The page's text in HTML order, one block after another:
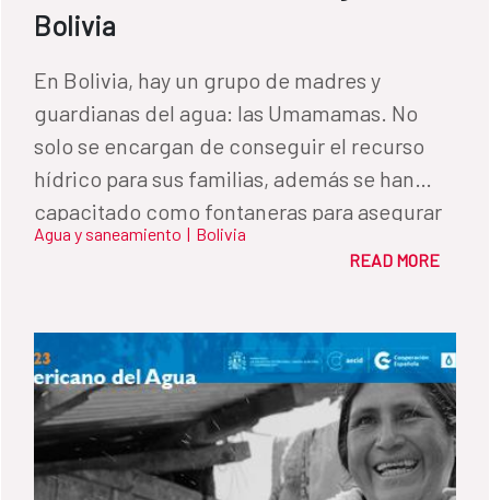
Bolivia
En Bolivia, hay un grupo de madres y
guardianas del agua: las Umamamas. No
solo se encargan de conseguir el recurso
hídrico para sus familias, además se han
capacitado como fontaneras para asegurar
su distribución y generar redes de apoyo.
Agua y saneamiento | Bolivia
READ MORE